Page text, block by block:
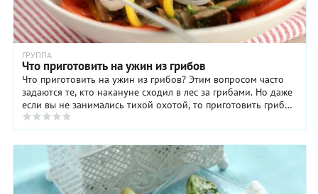
ГРУППА
Что приготовить на ужин из грибов
Что приготовить на ужин из грибов? Этим вопросом часто
задаются те, кто накануне сходил в лес за грибами. Но даже
если вы не занимались тихой охотой, то приготовить грибы
на ужин тоже можете, выбрав ...